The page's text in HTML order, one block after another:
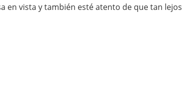
en vista y también esté atento de que tan lejos